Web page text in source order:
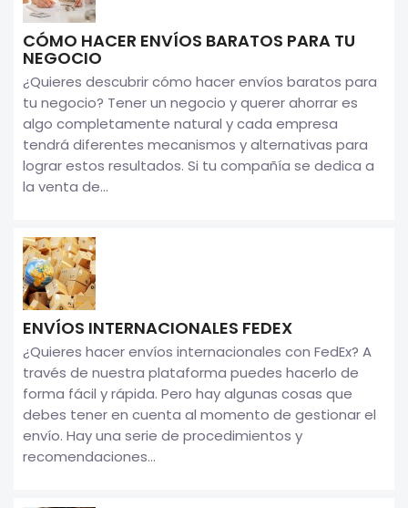
CÓMO HACER ENVÍOS BARATOS PARA TU
NEGOCIO
¿Quieres descubrir cómo hacer envíos baratos para
tu negocio? Tener un negocio y querer ahorrar es
algo completamente natural y cada empresa
tendrá diferentes mecanismos y alternativas para
lograr estos resultados. Si tu compañía se dedica a
la venta de...
ENVÍOS INTERNACIONALES FEDEX
¿Quieres hacer envíos internacionales con FedEx? A
través de nuestra plataforma puedes hacerlo de
forma fácil y rápida. Pero hay algunas cosas que
debes tener en cuenta al momento de gestionar el
envío. Hay una serie de procedimientos y
recomendaciones...